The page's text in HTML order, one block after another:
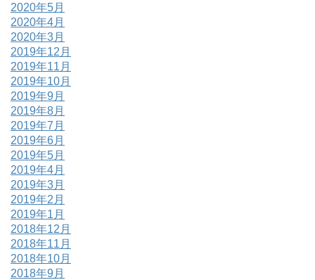
2020年5月
2020年4月
2020年3月
2019年12月
2019年11月
2019年10月
2019年9月
2019年8月
2019年7月
2019年6月
2019年5月
2019年4月
2019年3月
2019年2月
2019年1月
2018年12月
2018年11月
2018年10月
2018年9月